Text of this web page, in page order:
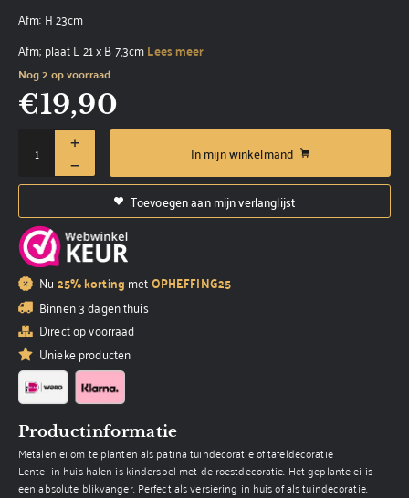
Afm: H 23cm
Afm; plaat L 21 x B 7,3cmLees meer
Nog 2 op voorraad
€19,90
In mijn winkelmand
Toevoegen aan mijn verlanglijst
Nu 25% korting metOPHEFFING25
Binnen 3 dagen thuis
Direct op voorraad
Unieke producten
Productinformatie
Metalen ei om te planten als patina tuindecoratie of tafeldecoratie
Lente in huis halen is kinderspel met de roestdecoratie. Het geplante ei is
een absolute blikvanger. Perfect als versiering in huis of als tuindecoratie.